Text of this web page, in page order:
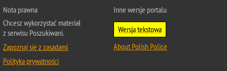
Nota prawna
Chcesz wykorzystać materiał
z serwisu Poszukiwani.
Zapoznaj się z zasadami
Polityka prywatności
Inne wersje portalu
Wersja tekstowa
About Polish Police